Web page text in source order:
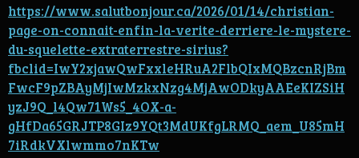
https://www.salutbonjour.ca/2026/01/14/christian-
page-on-connait-enfin-la-verite-derriere-le-mystere-
du-squelette-extraterrestre-sirius?
fbclid=IwY2xjawQwFxxleHRuA2FlbQIxMQBzcnRjBm
FwcF9pZBAyMjIwMzkxNzg4MjAwODkyAAEeKIZSiH
yzJ9Q_l4Qw71Ws5_4OX-a-
gHfDa65GRJTP8GIz9YQt3MdUKfgLRMQ_aem_U85mH
7iRdkVXlwmmo7nKTw